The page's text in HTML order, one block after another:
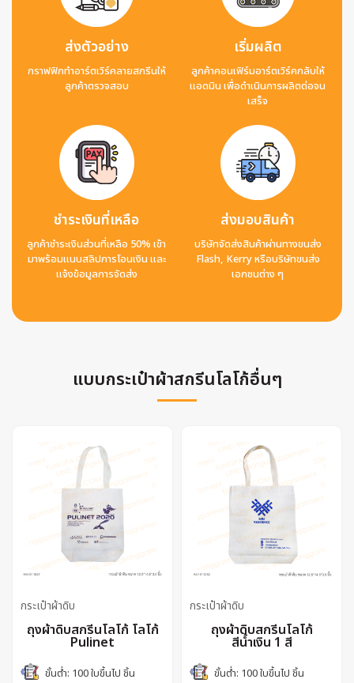
ส่งตัวอย่าง
กราฟฟิกทำอาร์ตเวิร์คลายสกรีนให้
ลูกค้าตรวจสอบ
เริ่มผลิต
ลูกค้าคอนเฟิร์มอาร์ตเวิร์คกลับให้
แอดมิน เพื่อดำเนินการผลิตต่อจน
เสร็จ
ชำระเงินที่เหลือ
ลูกค้าชำระเงินส่วนที่เหลือ 50% เข้า
มาพร้อมแนบสลิปการโอนเงิน และ
แจ้งข้อมูลการจัดส่ง
ส่งมอบสินค้า
บริษัทจัดส่งสินค้าผ่านทางขนส่ง
Flash, Kerry หรือบริษัทขนส่ง
เอกชนต่าง ๆ
แบบกระเป๋าผ้าสกรีนโลโก้อื่นๆ
กระเป๋าผ้าดิบ
ถุงผ้าดิบสกรีนโลโก้ โลโก้
Pulinet
ขั้นต่ำ: 100 ใบขึ้นไป ชิ้น
กระเป๋าผ้าดิบ
ถุงผ้าดิบสกรีนโลโก้
สีน้ำเงิน 1 สี
ขั้นต่ำ: 100 ใบขึ้นไป ชิ้น